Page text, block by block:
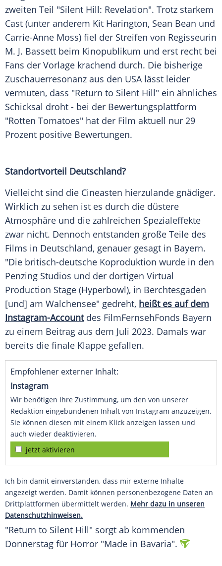
zweiten Teil "Silent Hill: Revelation". Trotz starkem
Cast (unter anderem Kit Harington, Sean Bean und
Carrie-Anne Moss) fiel der Streifen von Regisseurin
M. J. Bassett beim Kinopublikum und erst recht bei
Fans der Vorlage krachend durch. Die bisherige
Zuschauerresonanz aus den USA lässt leider
vermuten, dass "Return to Silent Hill" ein ähnliches
Schicksal droht - bei der Bewertungsplattform
"Rotten Tomatoes" hat der Film aktuell nur 29
Prozent positive Bewertungen.
Standortvorteil Deutschland?
Vielleicht sind die Cineasten hierzulande gnädiger.
Wirklich zu sehen ist es durch die düstere
Atmosphäre und die zahlreichen Spezialeffekte
zwar nicht. Dennoch entstanden große Teile des
Films in Deutschland, genauer gesagt in Bayern.
"Die britisch-deutsche Koproduktion wurde in den
Penzing Studios und der dortigen Virtual
Production Stage (Hyperbowl), in Berchtesgaden
[und] am Walchensee" gedreht, heißt es auf dem
Instagram-Accountdes FilmFernsehFonds Bayern
zu einem Beitrag aus dem Juli 2023. Damals war
bereits die finale Klappe gefallen.
Empfohlener externer Inhalt:
Instagram
Wir benötigen Ihre Zustimmung, um den von unserer
Redaktion eingebundenen Inhalt von Instagram anzuzeigen.
Sie können diesen mit einem Klick anzeigen lassen und
auch wieder deaktivieren.
jetzt aktivieren
Ich bin damit einverstanden, dass mir externe Inhalte
angezeigt werden. Damit können personenbezogene Daten an
Drittplattformen übermittelt werden. Mehr dazu in unseren
Datenschutzhinweisen.
"Return to Silent Hill" sorgt ab kommenden
Donnerstag für Horror "Made in Bavaria".